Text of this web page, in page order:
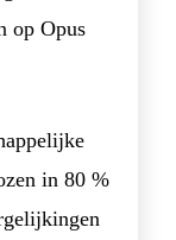
op Opus
in 80 %